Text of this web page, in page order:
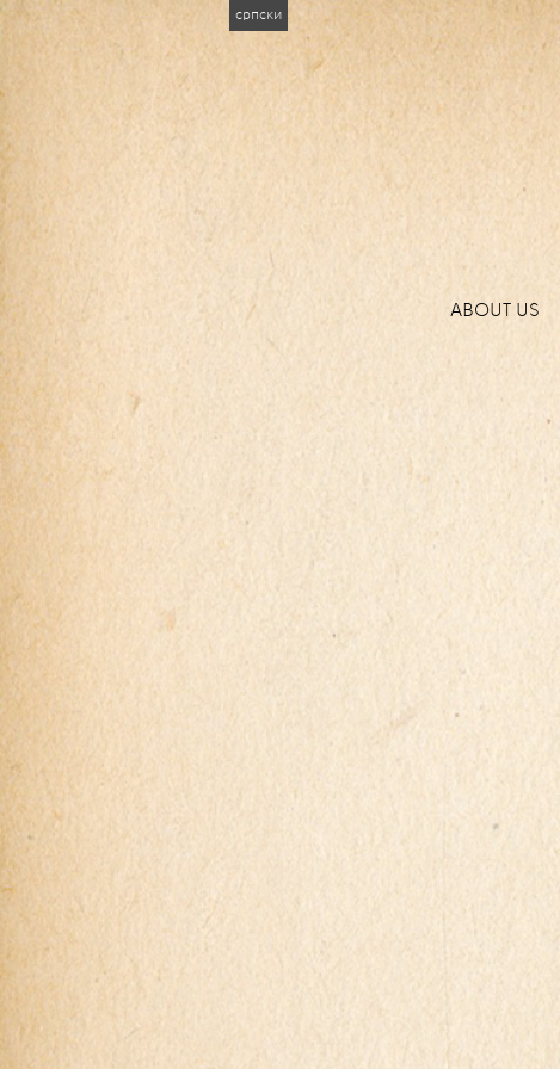
српски
ABOUT US